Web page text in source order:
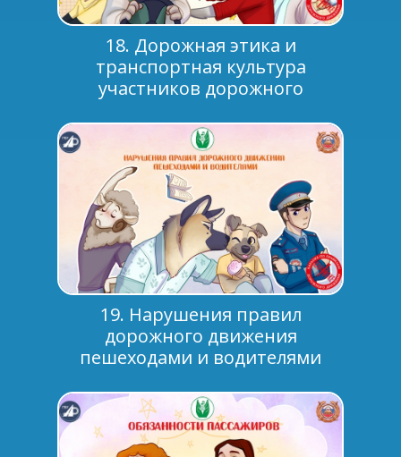
18. Дорожная этика и
транспортная культура
участников дорожного
19. Нарушения правил
дорожного движения
пешеходами и водителями